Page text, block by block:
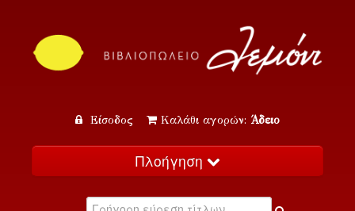
Είσοδος Καλάθι αγορών: Άδειο
Πλοήγηση